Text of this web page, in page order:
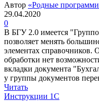
Автор «Родные
29.04.2020
0
В БГУ 2.0 имеется
позволяет менять
элементах
обработки нет
вкладки документа
у группы документов
Читать
Инструкции 1С